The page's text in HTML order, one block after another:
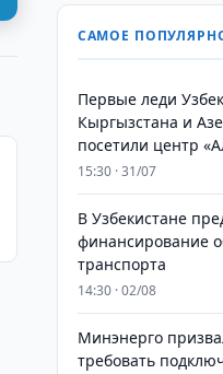
САМОЕ
Первые леди
Кыргызстана и
посетили центр
15:30 · 31/07
В Узбекистане
финансирование
транспорта
14:30 · 02/08
Минэнерго
требовать